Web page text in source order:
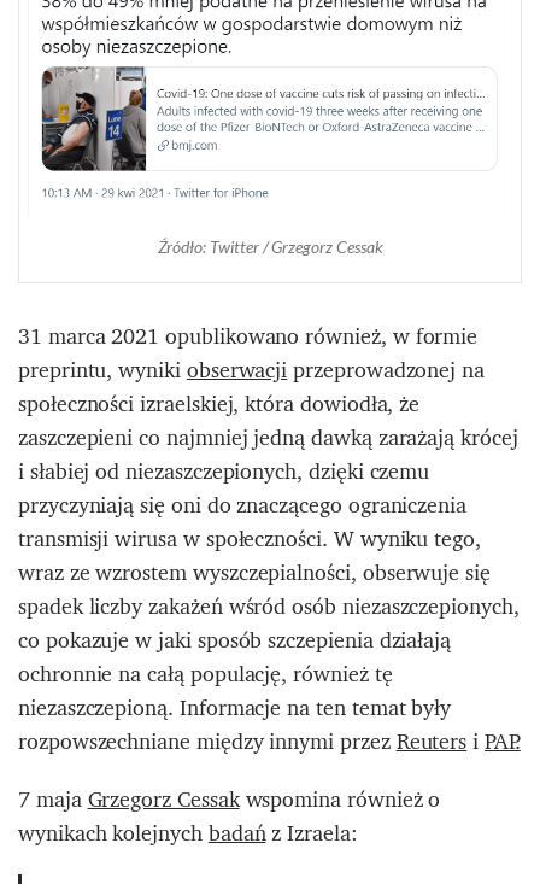
Źródło: Twitter / Grzegorz Cessak
31 marca 2021 opublikowano również, w formie
preprintu, wynikiobserwacjiprzeprowadzonej na
społeczności izraelskiej, która dowiodła, że
zaszczepieni co najmniej jedną dawką zarażają krócej
i słabiej od niezaszczepionych, dzięki czemu
przyczyniają się oni do znaczącego ograniczenia
transmisji wirusa w społeczności. W wyniku tego,
wraz ze wzrostem wyszczepialności, obserwuje się
spadek liczby zakażeń wśród osób niezaszczepionych,
co pokazuje w jaki sposób szczepienia działają
ochronnie na całą populację, również tę
niezaszczepioną. Informacje na ten temat były
rozpowszechniane między innymi przezReutersiPAP.
7 majaGrzegorz Cessakwspomina również o
wynikach kolejnychbadańz Izraela: